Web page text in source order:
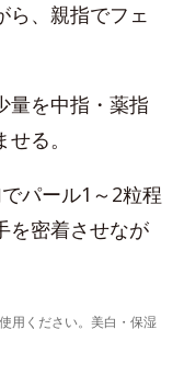
ら、親指でフェ
を中指・薬指
る。
パール1～2粒程
を密着させなが
用ください。美白・保湿